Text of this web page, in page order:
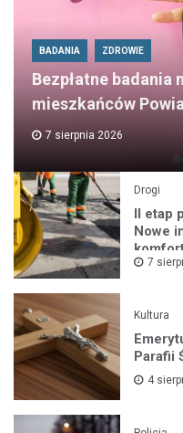
BADANIA ZDROWIE
Bezpłatne badania
mieszkańców
7 sierpnia 2026
Drogi
II etap
Nowe
7
Kultura
Parafii
4